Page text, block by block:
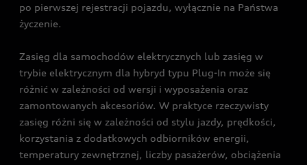
po pierwszej rejestracji pojazdu, wyłącznie na Państwa
życzenie.
Zasięg dla samochodów elektrycznych lub zasięg w
trybie elektrycznym dla hybryd typu Plug-In może się
różnić w zależności od wersji i wyposażenia oraz
zamontowanych akcesoriów. W praktyce rzeczywisty
zasięg różni się w zależności od stylu jazdy, prędkości,
korzystania z dodatkowych odbiorników energii,
temperatury zewnętrznej, liczby pasażerów, obciążenia